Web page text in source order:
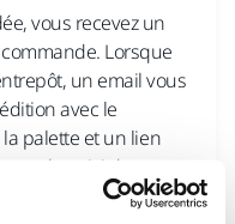
vous recevez un
Lorsque
un email vous
avec le
palette et un lien
le suivi de v